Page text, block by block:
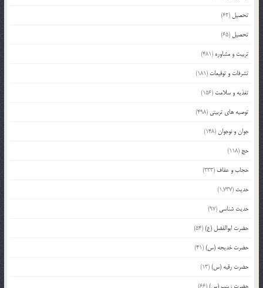
تحصیل (62)
تحصیل (65)
تربیت و مشاوره (481)
تشرفات و توقیعات (181)
تغذیه و سلامت (156)
توصیه های تربیتی (498)
جوان و نوجوان(148)
حج (118)
حجاب و عفاف (333)
حدیث (1,737)
حدیث شناسی (97)
حضرت ابوالفضل (ع)(54)
حضرت خدیجه (س)(41)
حضرت رقیه (س)(13)